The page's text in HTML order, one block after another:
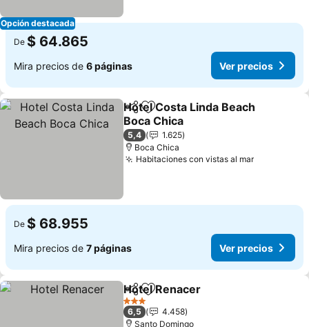
Opción destacada
De $ 64.865
Mira precios de 6 páginas Ver precios
CompartirAgregar a favoritos
Hotel Costa Linda Beach
Boca Chica
Ver precios
5,4
1.625
Boca Chica
Habitaciones con vistas al marVer
De $ 68.955
Mira precios de 7 páginas Ver precios
CompartirAgregar a favoritos
Hotel Renacer
3 Estrellas
6,5
4.458
Santo Domingo